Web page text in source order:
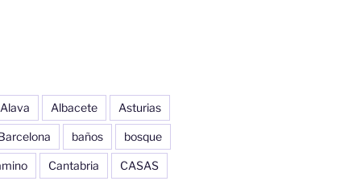
Alava Albacete Asturias
baños bosque
Cantabria CASAS